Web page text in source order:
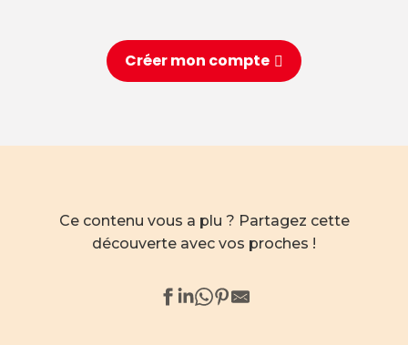
Créer mon compte
Ce contenu vous a plu ? Partagez cette
découverte avec vos proches !